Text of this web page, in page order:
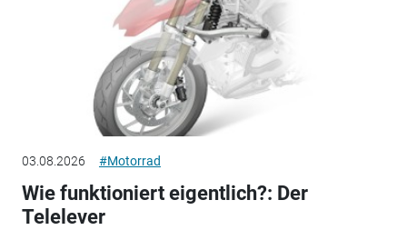
03.08.2026 #Motorrad
Wie funktioniert eigentlich?: Der
Telelever